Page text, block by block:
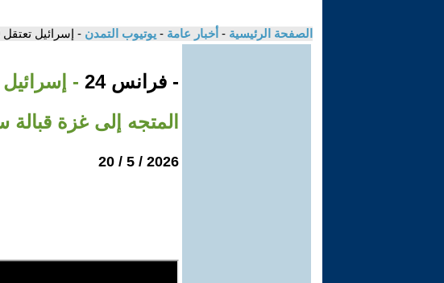
الصفحة الرئيسية - أخبار عامة - يوتيوب التمدن - إسرائيل تعتقل 430 ناشطا من أسطول الصمود الجديد المتجه إلى غزة قبالة سواحل قبرص
- فرانس 24
المتجه إلى غزة
2026 / 5 / 20